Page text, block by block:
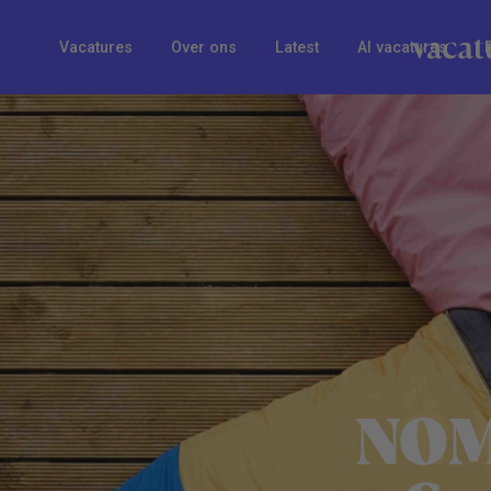
Vacatures Over ons Latest AI vacatures